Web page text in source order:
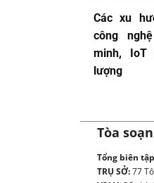
Các xu
công
minh,
lượng
Tòa soạn
Tổng biên
TRỤ SỞ:77